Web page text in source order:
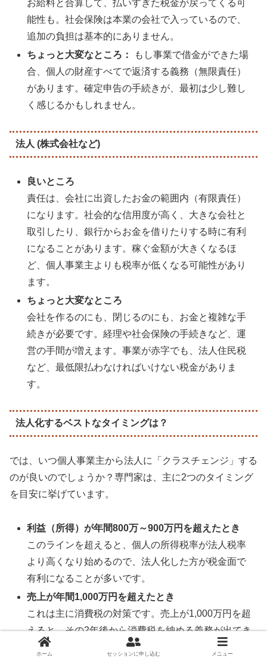
お給料と合算して、払いすぎた税金が戻ってくる可
能性も。社会保険は本業の会社で入っているので、
追加の負担は基本的にありません。
ちょっと大変なところ：
もし事業で借金ができた場
合、個人の財産すべてで返済する義務（無限責任）
があります。確定申告の手続きが、最初は少し難し
く感じるかもしれません。
法人 (株式会社など)
良いところ
責任は、会社に出資したお金の範囲内（有限責任）
になります。社会的な信用度が高く、大きな会社と
取引したり、銀行からお金を借りたりする時に有利
になることがあります。稼ぐ金額が大きくなるほ
ど、個人事業主よりも税率が低くなる可能性があり
ます。
ちょっと大変なところ
会社を作るのにも、閉じるのにも、お金と複雑な手
続きが必要です。経理や社会保険の手続きなど、運
営の手間が増えます。事業が赤字でも、法人住民税
など、最低限払わなければいけない税金がありま
す。
法人化するベストなタイミングは？
では、いつ個人事業主から法人に「クラスチェンジ」する
のが良いのでしょうか？専門家は、主に2つのタイミング
を目安に挙げています。
利益（所得）が年間800万～900万円を超えたとき
このラインを超えると、個人の所得税率が法人税率
より高くなり始めるので、法人化した方が税金面で
有利になることが多いです。
売上が年間1,000万円を超えたとき
これは主に消費税の対策です。売上が1,000万円を超
えると、その2年後から消費税を納める義務が出てき
ます。でも、そのタイミングで法人を作れば、新し
ホーム セッションに申し込む メニュー